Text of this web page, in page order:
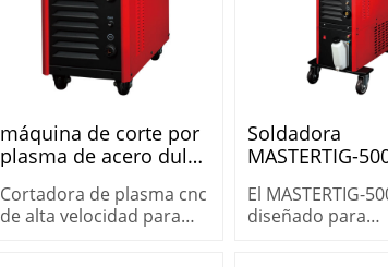
máquina de corte por
plasma de acero dulce
POWERCUT-100HD
Cortadora de plasma cnc
de alta velocidad para
Soldadora
MASTERTIG-
industria
El MASTERTIG-
diseñado para